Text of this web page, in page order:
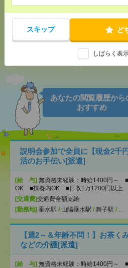
スキップ ど
しばらく表
メール
あなたの閲覧履歴から
おすすめ
説明会参加で全員に【現金2千
活のお手伝い[派遣]
[給 与] 無資格未経験：時給1400円～
OK ■扶養内OK ■日収1万1200円以上
[交通費]交通費全額支給
[勤務地] 垂水駅 / 山陽垂水駅 / 舞子駅 / …
【週2～＆年齢不問！】お茶く
などの介護[派遣]
[給 与] 無資格未経験：時給1400円～